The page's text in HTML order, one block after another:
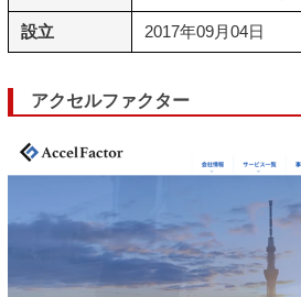
設立 2017年09月04日
アクセルファクター